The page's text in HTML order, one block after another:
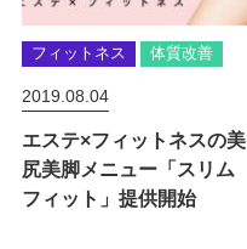
フィットネス 体質改善
2019.08.04
エステ×フィットネスの美
尻美脚メニュー「スリム
フィット」提供開始